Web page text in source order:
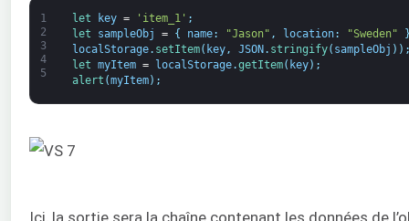
1
2
3
4
5
let key = 'item_1' ;
let
sampleObj = { name: "Jason" , location: "Sweden"
localStorage. setItem( key, JSON . stringify( sampleObj ) )
let myItem = localStorage.getItem( key) ;
alert (myItem) ;
Ici, la sortie sera la chaîne contenant les données de